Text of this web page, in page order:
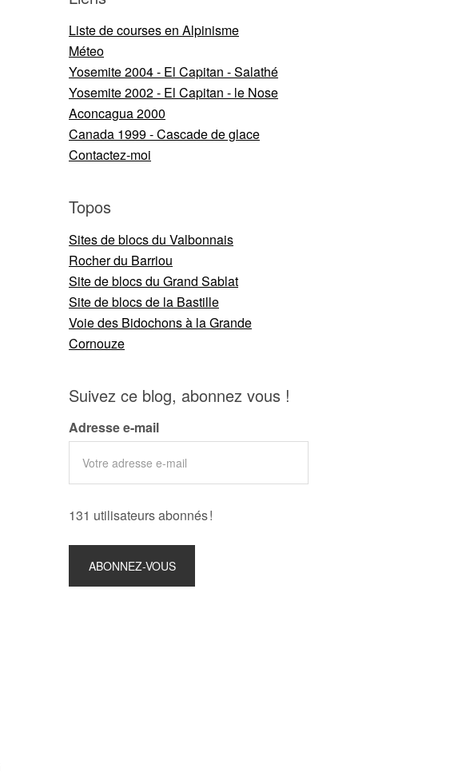
Liste de courses en Alpinisme
Méteo
Yosemite 2004 - El Capitan - Salathé
Yosemite 2002 - El Capitan - le Nose
Aconcagua 2000
Canada 1999 - Cascade de glace
Contactez-moi
Topos
Sites de blocs du Valbonnais
Rocher du Barriou
Site de blocs du Grand Sablat
Site de blocs de la Bastille
Voie des Bidochons à la Grande
Cornouze
Suivez ce blog, abonnez vous !
Adresse e-mail
131 utilisateurs abonnés !